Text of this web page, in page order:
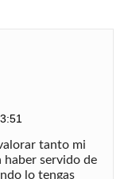
tanto mi
haber servido de
lo tengas